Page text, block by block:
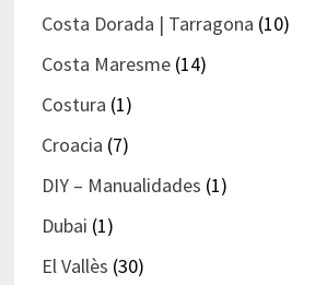
Costa Dorada | Tarragona (10)
Costa Maresme(14)
Costura (1)
Croacia (7)
DIY – Manualidades (1)
Dubai (1)
El Vallès (30)